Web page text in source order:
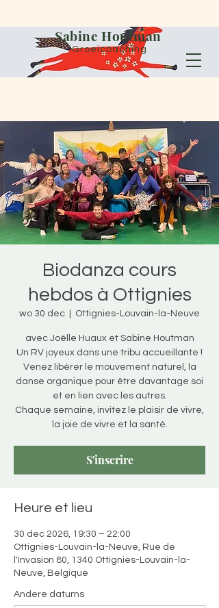
Sabine Houtman
Groeicoaching
Biodanza cours
hebdos à Ottignies
wo 30 dec Ottignies-Louvain-la-Neuve
avec Joëlle Huaux et Sabine Houtman
Un RV joyeux dans une tribu accueillante !
Venez libérer le mouvement naturel, la
danse organique pour être davantage soi
et en lien avec les autres.
Chaque semaine, invitez le plaisir de vivre,
la joie de vivre et la santé.
S'inscrire
Heure et lieu
30 dec 2026, 19:30 – 22:00
Ottignies-Louvain-la-Neuve, Rue de
l'Invasion 80, 1340 Ottignies-Louvain-la-
Neuve, Belgique
Andere datums